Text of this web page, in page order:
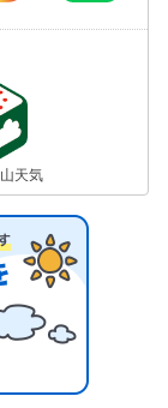
天気